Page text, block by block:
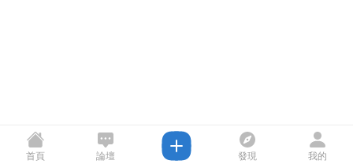
首頁 論壇 發現 我的